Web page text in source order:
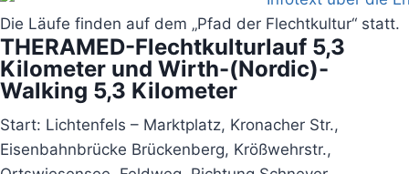
Die Läufe finden auf dem „Pfad der Flechtkultur“ statt.
THERAMED-Flechtkulturlauf 5,3
Kilometer und Wirth-(Nordic)-
Walking 5,3 Kilometer
Start: Lichtenfels – Marktplatz, Kronacher Str.,
Eisenbahnbrücke Brückenberg, Krößwehrstr.,